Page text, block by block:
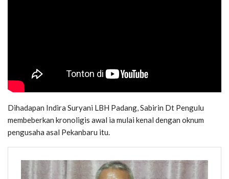
Dihadapan Indira Suryani LBH Padang, Sabirin Dt Pengulu
membeberkan kronoligis awal ia mulai kenal dengan oknum
pengusaha asal Pekanbaru itu.